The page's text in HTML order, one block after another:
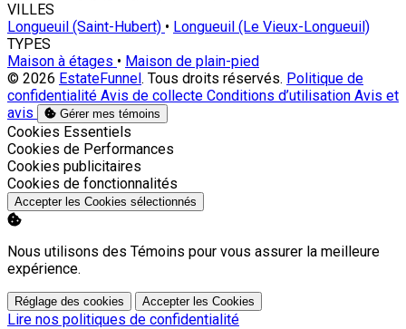
VILLES
Longueuil (Saint-Hubert) • Longueuil (Le Vieux-Longueuil)
TYPES
Maison à étages • Maison de plain-pied
© 2026 EstateFunnel. Tous droits réservés. Politique de
confidentialité Avis de collecte Conditions d’utilisation Avis et
avis
Gérer mes témoins
Activer
Cookies Essentiels
Activer
Cookies de Performances
Activer
Cookies publicitaires
Activer
Cookies de fonctionnalités
Accepter les Cookies sélectionnés
Nous utilisons des Témoins pour vous assurer la meilleure
expérience.
Réglage des cookies Accepter les Cookies
Lire nos politiques de confidentialité